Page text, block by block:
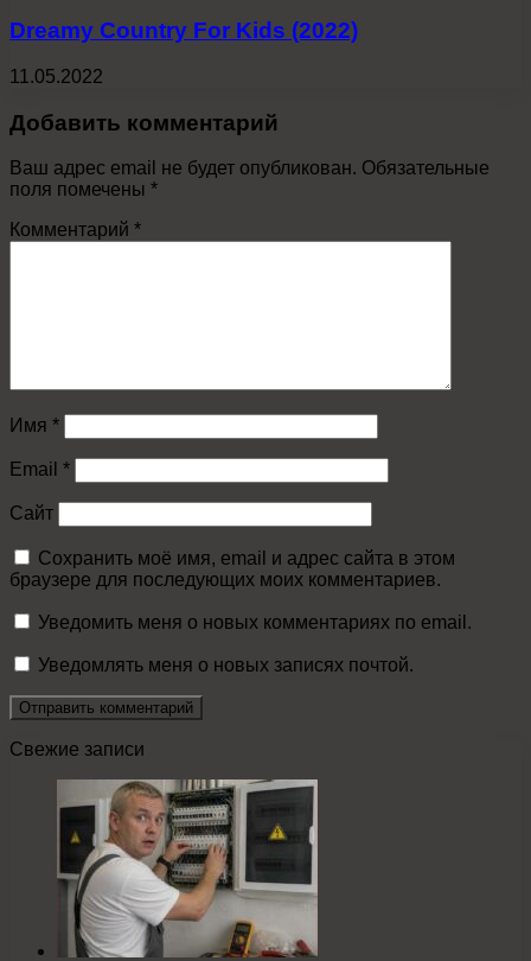
Dreamy Country For Kids (2022)
11.05.2022
Добавить комментарий
Ваш адрес email не будет опубликован. Обязательные
поля помечены *
Комментарий *
Имя *
Email *
Сайт
Сохранить моё имя, email и адрес сайта в этом
браузере для последующих моих комментариев.
Уведомить меня о новых комментариях по email.
Уведомлять меня о новых записях почтой.
Свежие записи